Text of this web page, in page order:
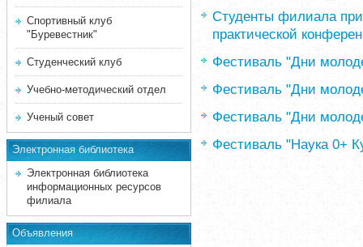
Спортивный клуб
"Буревестник"
Студенческий клуб
Учебно-методический отдел
Ученый совет
Электронная библиотека
Электронная библиотека
информационных ресурсов
филиала
Объявления
Студенты филиала
практической
Фестиваль "Дни
Фестиваль "Дни
Фестиваль "Дни
Фестиваль "Наука 0+